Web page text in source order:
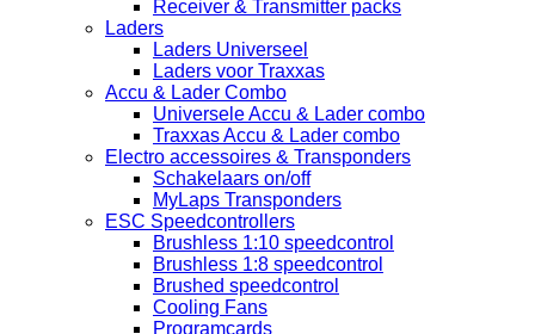
Receiver & Transmitter packs
Laders
Laders Universeel
Laders voor Traxxas
Accu & Lader Combo
Universele Accu & Lader combo
Traxxas Accu & Lader combo
Electro accessoires & Transponders
Schakelaars on/off
MyLaps Transponders
ESC Speedcontrollers
Brushless 1:10 speedcontrol
Brushless 1:8 speedcontrol
Brushed speedcontrol
Cooling Fans
Programcards